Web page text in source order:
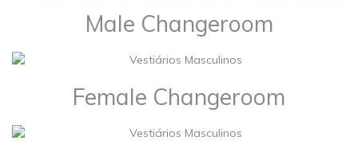
Male Changeroom
Female Changeroom